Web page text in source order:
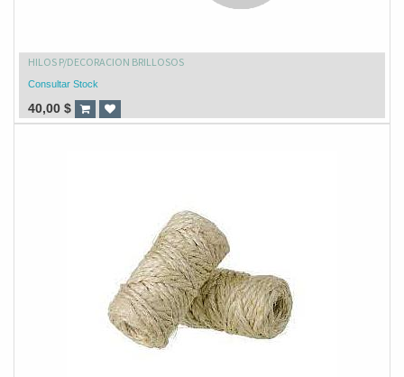
HILOS P/DECORACION BRILLOSOS
Consultar Stock
40,00 $